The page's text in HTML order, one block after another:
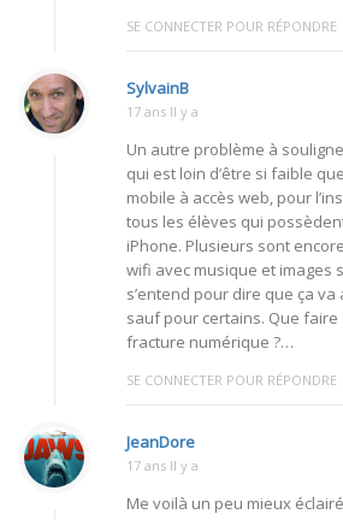
SE CONNECTER POUR RÉPONDRE
SylvainB
17 ans Il y a
Un autre problème à
qui est loin d’être si faible
mobile à accès web, pour
tous les élèves qui
iPhone. Plusieurs sont
wifi avec musique et images
s’entend pour dire que ça va
sauf pour certains. Que faire
fracture numérique ?…
SE CONNECTER POUR RÉPONDRE
JeanDore
17 ans Il y a
Me voilà un peu mieux